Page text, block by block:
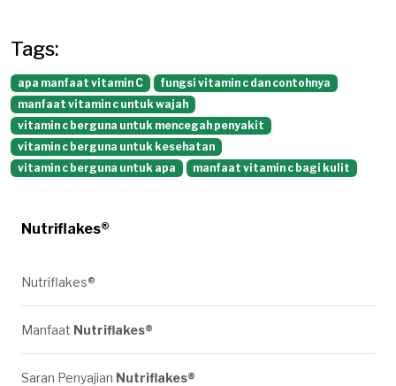
Tags:
apa manfaat vitamin C
fungsi vitamin c dan contohnya
manfaat vitamin c untuk wajah
vitamin c berguna untuk mencegah penyakit
vitamin c berguna untuk kesehatan
vitamin c berguna untuk apa
manfaat vitamin c bagi kulit
Nutriflakes®
Nutriflakes®
Manfaat Nutriflakes®
Saran Penyajian Nutriflakes®